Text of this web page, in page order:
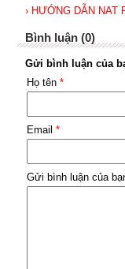
› HƯỚNG DẪN NAT
Bình luận (0)
Gửi bình luận của
Họ tên *
Email *
Gửi bình luận của